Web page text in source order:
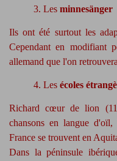
3. Les minnesänger
Ils ont été surtout les
Cependant en modifiant
allemand que l'on
4. Les écoles
Richard cœur de lion
chansons en langue
France se trouvent en
Dans la péninsule